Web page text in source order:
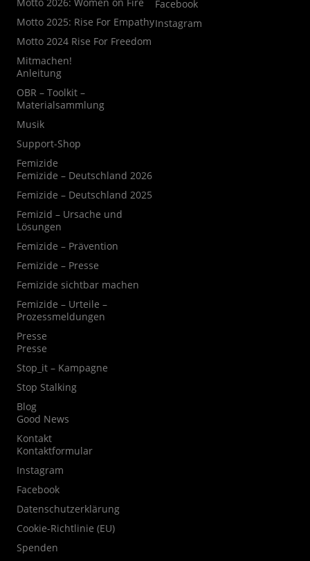
Motto 2025: Rise For Empathy
Motto 2024 Rise For Freedom
Mitmachen!
Anleitung
OBR – Toolkit –
Materialsammlung
Musik
Support-Shop
Femizide
Femizide – Deutschland 2026
Femizide – Deutschland 2025
Femizid – Ursache und
Lösungen
Femizide – Prävention
Femizide – Presse
Femizide sichtbar machen
Femizide – Urteile –
Prozessmeldungen
Presse
Presse
Stop_it – Kampagne
Stop Stalking
Blog
Good News
Kontakt
Kontaktformular
Instagram
Facebook
Datenschutzerklärung
Cookie-Richtlinie (EU)
Spenden
Facebook
Instagram